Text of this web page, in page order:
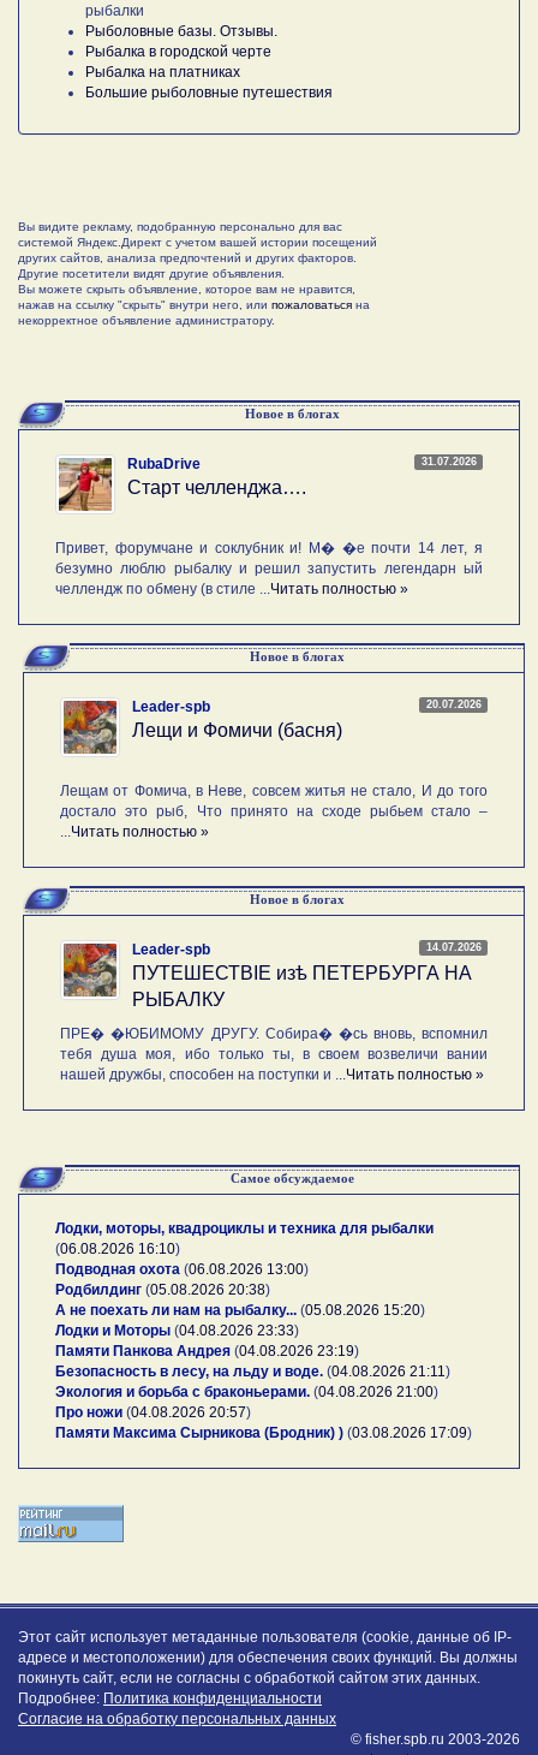
рыбалки
Рыболовные базы. Отзывы.
Рыбалка в городской черте
Рыбалка на платниках
Большие рыболовные путешествия
Вы видите рекламу, подобранную персонально для вас
системой Яндекс.Директ с учетом вашей истории посещений
других сайтов, анализа предпочтений и других факторов.
Другие посетители видят другие объявления.
Вы можете скрыть объявление, которое вам не нравится,
нажав на ссылку "скрыть" внутри него, или пожаловаться на
некорректное объявление администратору.
Новое в блогах
31.07.2026
RubaDrive
Старт челленджа….
Привет, форумчане и соклубник и! М� �е почти 14 лет, я
безумно люблю рыбалку и решил запустить легендарн ый
челлендж по обмену (в стиле ... Читать полностью »
Новое в блогах
20.07.2026
Leader-spb
Лещи и Фомичи (басня)
Лещам от Фомича, в Неве, совсем житья не стало, И до того
достало это рыб, Что принято на сходе рыбьем стало –
Читать полностью »
Новое в блогах
14.07.2026
Leader-spb
ПУТЕШЕСТВIE изѣ ПЕТЕРБУРГА НА
РЫБАЛКУ
ПРЕ� �ЮБИМОМУ ДРУГУ. Собира� �сь вновь, вспомнил
тебя душа моя, ибо только ты, в своем возвеличи вании
нашей дружбы, способен на поступки и ... Читать полностью »
Самое обсуждаемое
Лодки, моторы, квадроциклы и техника для рыбалки
(06.08.2026 16:10)
Подводная охота (06.08.2026 13:00)
Родбилдинг (05.08.2026 20:38)
А не поехать ли нам на рыбалку... (05.08.2026 15:20)
Лодки и Моторы (04.08.2026 23:33)
Памяти Панкова Андрея (04.08.2026 23:19)
Безопасность в лесу, на льду и воде. (04.08.2026 21:11 )
Экология и борьба с браконьерами. (04.08.2026 21:00)
Про ножи (04.08.2026 20:57)
Памяти Максима Сырникова (Бродник) ) (03.08.2026 17:09)
Этот сайт использует метаданные пользователя (cookie, данные об IP-
адресе и местоположении) для обеспечения своих функций. Вы должны
покинуть сайт, если не согласны с обработкой сайтом этих данных.
Подробнее: Политика конфиденциальности
Согласие на обработку персональных данных
© fisher.spb.ru 2003-2026